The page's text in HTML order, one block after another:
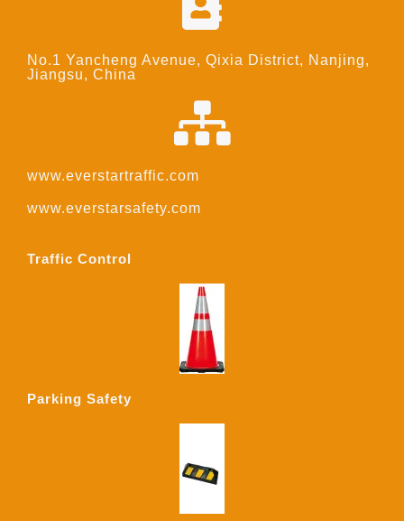
No.1 Yancheng Avenue, Qixia District, Nanjing,
Jiangsu, China
www.everstartraffic.com
www.everstarsafety.com
Traffic Control
Parking Safety